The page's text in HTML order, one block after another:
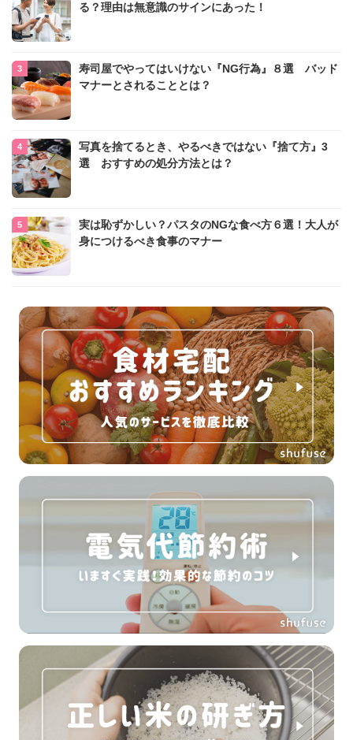
る？理由は無意識のサインにあった！
寿司屋でやってはいけない『NG行為』８選 バッド
マナーとされることとは？
写真を捨てるとき、やるべきではない『捨て方』3
選 おすすめの処分方法とは？
実は恥ずかしい？パスタのNGな食べ方６選！大人が
身につけるべき食事のマナー